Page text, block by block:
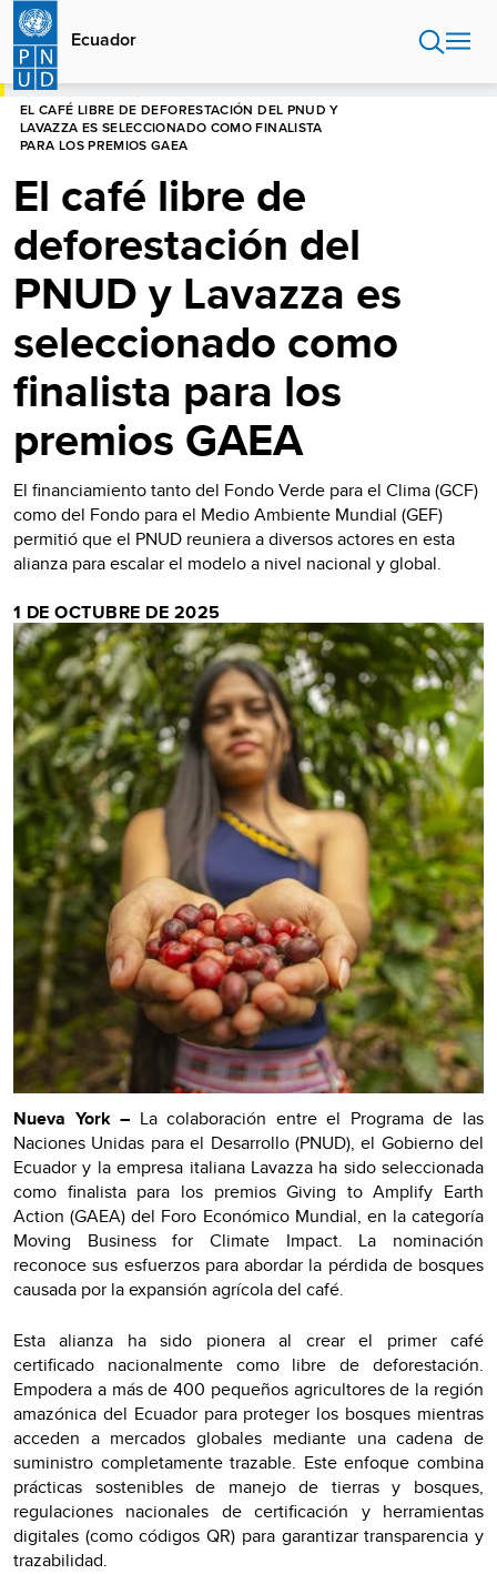
Pasar
contenido
principal
Ecuador
HOME
EL CAFÉ LIBRE DE DEFORESTACIÓN DEL PNUD Y
LAVAZZA ES SELECCIONADO COMO FINALISTA
PARA LOS PREMIOS GAEA
El café libre de
deforestación del
PNUD y Lavazza es
seleccionado como
finalista para los
premios GAEA
El financiamiento tanto del Fondo Verde para el Clima (GCF)
como del Fondo para el Medio Ambiente Mundial (GEF)
permitió que el PNUD reuniera a diversos actores en esta
alianza para escalar el modelo a nivel nacional y global.
1 DE OCTUBRE DE 2025
Nueva York – La colaboración entre el Programa de las
Naciones Unidas para el Desarrollo (PNUD), el Gobierno del
Ecuador y la empresa italiana Lavazza ha sido seleccionada
como finalista para los premios Giving to Amplify Earth
Action (GAEA) del Foro Económico Mundial, en la categoría
Moving Business for Climate Impact. La nominación
reconoce sus esfuerzos para abordar la pérdida de bosques
causada por la expansión agrícola del café.
Esta alianza ha sido pionera al crear el primer café
certificado nacionalmente como libre de deforestación.
Empodera a más de 400 pequeños agricultores de la región
amazónica del Ecuador para proteger los bosques mientras
acceden a mercados globales mediante una cadena de
suministro completamente trazable. Este enfoque combina
prácticas sostenibles de manejo de tierras y bosques,
regulaciones nacionales de certificación y herramientas
digitales (como códigos QR) para garantizar transparencia y
trazabilidad.